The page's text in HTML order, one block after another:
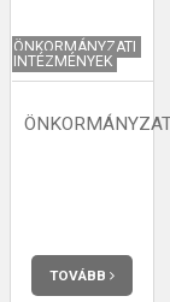
ÖNKORMÁNYZATI
INTÉZMÉNYEK
TOVÁBB